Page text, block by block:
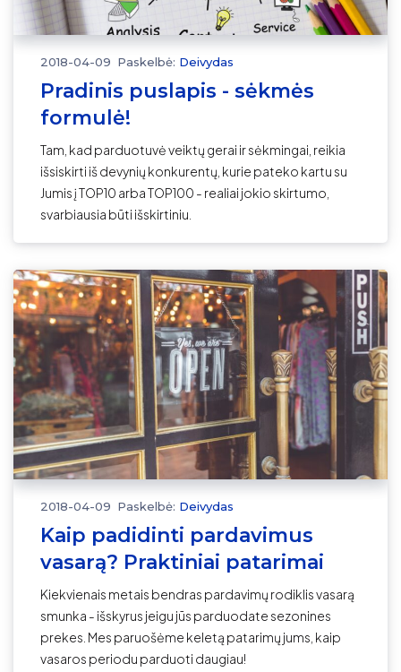
2018-04-09 Paskelbė: Deivydas
Pradinis puslapis - sėkmės
formulė!
Tam, kad parduotuvė veiktų gerai ir sėkmingai, reikia
išsiskirti iš devynių konkurentų, kurie pateko kartu su
Jumis į TOP10 arba TOP100 - realiai jokio skirtumo,
svarbiausia būti išskirtiniu.
2018-04-09 Paskelbė: Deivydas
Kaip padidinti pardavimus
vasarą? Praktiniai patarimai
Kiekvienais metais bendras pardavimų rodiklis vasarą
smunka - išskyrus jeigu jūs parduodate sezonines
prekes. Mes paruošėme keletą patarimų jums, kaip
vasaros periodu parduoti daugiau!